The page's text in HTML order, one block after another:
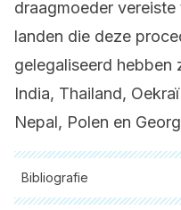
draagmoeder
landen die deze
gelegaliseerd hebben
India, Thailand,
Nepal, Polen en
Bibliografie
Alle aangehaalde bronnen